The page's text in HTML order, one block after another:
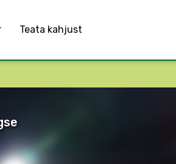
Teata kahjust